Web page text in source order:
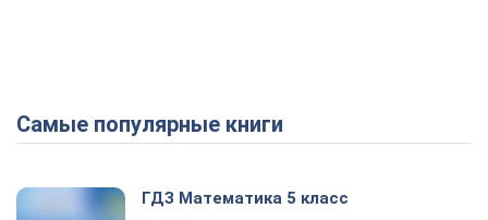
Самые популярные книги
ГДЗ Математика 5 класс